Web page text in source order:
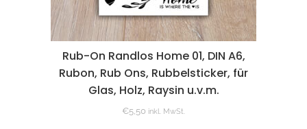
Rub-On Randlos Home 01, DIN A6,
Rubon, Rub Ons, Rubbelsticker, für
Glas, Holz, Raysin u.v.m.
€5,50 inkl. MwSt.